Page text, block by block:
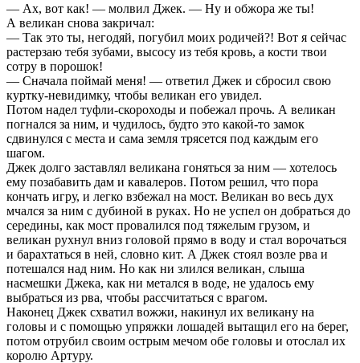
— Ах, вот как! — молвил Джек. — Ну и обжора же ты!
А великан снова закричал:
— Так это ты, негодяй, погубил моих родичей?! Вот я сейчас
растерзаю тебя зубами, высосу из тебя кровь, а кости твои
сотру в порошок!
— Сначала поймай меня! — ответил Джек и сбросил свою
куртку-невидимку, чтобы великан его увидел.
Потом надел туфли-скороходы и побежал прочь. А великан
погнался за ним, и чудилось, будто это какой-то замок
сдвинулся с места и сама земля трясется под каждым его
шагом.
Джек долго заставлял великана гоняться за ним — хотелось
ему позабавить дам и кавалеров. Потом решил, что пора
кончать игру, и легко взбежал на мост. Великан во весь дух
мчался за ним с дубиной в руках. Но не успел он добраться до
середины, как мост провалился под тяжелым грузом, и
великан рухнул вниз головой прямо в воду и стал ворочаться
и барахтаться в ней, словно кит. А Джек стоял возле рва и
потешался над ним. Но как ни злился великан, слыша
насмешки Джека, как ни метался в воде, не удалось ему
выбраться из рва, чтобы рассчитаться с врагом.
Наконец Джек схватил вожжи, накинул их великану на
головы и с помощью упряжки лошадей вытащил его на берег,
потом отрубил своим острым мечом обе головы и отослал их
королю Артуру.